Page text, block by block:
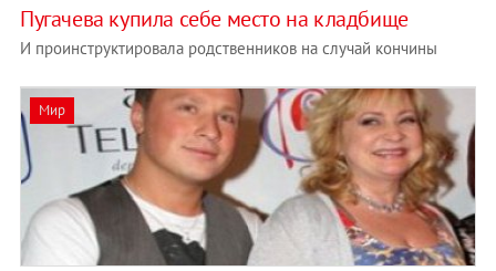
Пугачева купила себе место на кладбище
И проинструктировала родственников на случай кончины
Мир